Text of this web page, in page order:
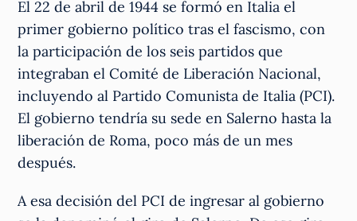
El 22 de abril de 1944 se formó en Italia el
primer gobierno político tras el fascismo, con
la participación de los seis partidos que
integraban el Comité de Liberación Nacional,
incluyendo al Partido Comunista de Italia (PCI).
El gobierno tendría su sede en Salerno hasta la
liberación de Roma, poco más de un mes
después.
A esa decisión del PCI de ingresar al gobierno